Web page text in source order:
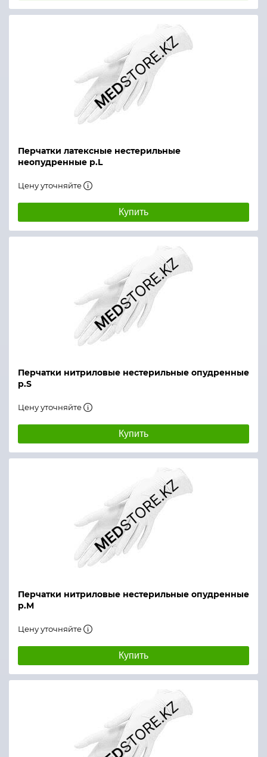
Перчатки латексные нестерильные
неопудренные р.L
Цену уточняйте
Купить
Перчатки нитриловые нестерильные опудренные
р.S
Цену уточняйте
Купить
Перчатки нитриловые нестерильные опудренные
р.M
Цену уточняйте
Купить